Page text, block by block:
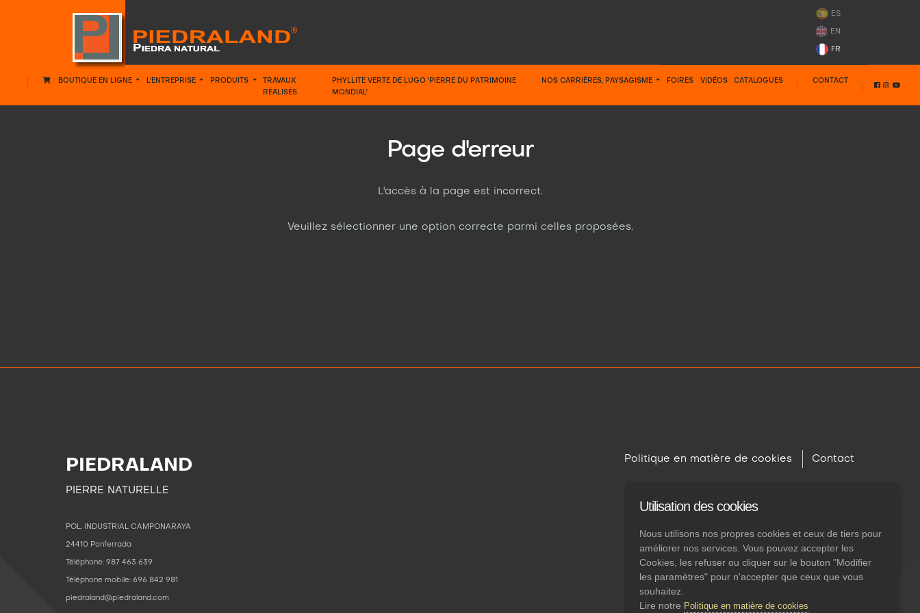
ES
EN
FR
BOUTIQUE EN LIGNE L'ENTREPRISE PRODUITS
TRAVAUX
RÉALISÉS
PHYLLITE VERTE DE LUGO 'PIERRE DU PATRIMOINE
MONDIAL'
NOS CARRIÈRES, PAYSAGISME FOIRES VIDÉOS CATALOGUES CONTACT
Page d'erreur
L'accès à la page est incorrect.
Veuillez sélectionner une option correcte parmi celles proposées.
PIEDRALAND
PIERRE NATURELLE
POL. INDUSTRIAL CAMPONARAYA
24410 Ponferrada
Téléphone: 987 463 639
Téléphone mobile: 696 842 981
piedraland@piedraland.com
Politique en matière de cookies Contact
Utilisation des cookies
Nous utilisons nos propres cookies et ceux de tiers pour
améliorer nos services. Vous pouvez accepter les
Cookies, les refuser ou cliquer sur le bouton "Modifier
les paramètres" pour n'accepter que ceux que vous
souhaitez.
Lire notre Politique en matière de cookies